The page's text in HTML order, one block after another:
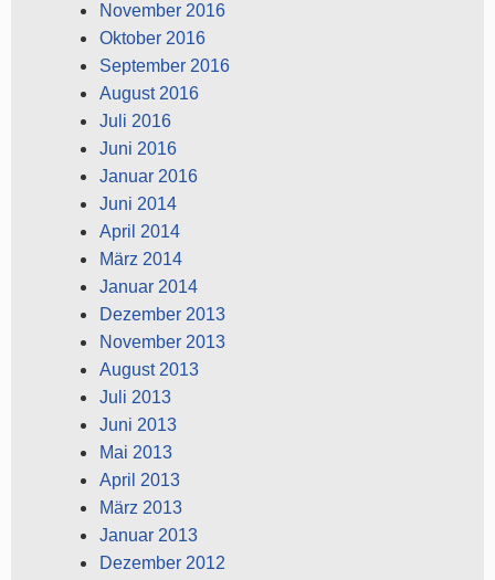
November 2016
Oktober 2016
September 2016
August 2016
Juli 2016
Juni 2016
Januar 2016
Juni 2014
April 2014
März 2014
Januar 2014
Dezember 2013
November 2013
August 2013
Juli 2013
Juni 2013
Mai 2013
April 2013
März 2013
Januar 2013
Dezember 2012